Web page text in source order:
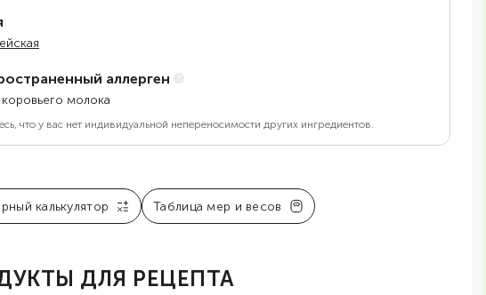
аллерген
молока
что у вас нет индивидуальной непереносимости других ингредиентов.
калькулятор Таблица мер и весов
ДЛЯ РЕЦЕПТА